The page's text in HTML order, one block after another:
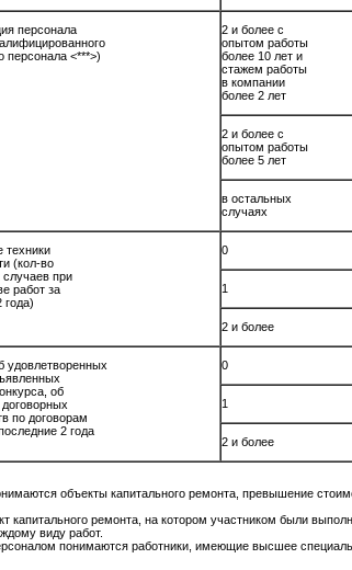
персонала
персонала <***>)
2 и более с
опытом работы
более 10 лет и
стажем работы
в компании
более 2 лет
2 и более с
опытом работы
более 5 лет
в остальных
случаях
техники
(кол-во
при
работ за
года)
0
1
2 и более
удовлетворенных
об
договорных
по договорам
2 года
0
1
2 и более
объекты капитального ремонта, превышение
капитального ремонта, на котором участником были
виду работ.
понимаются работники, имеющие высшее